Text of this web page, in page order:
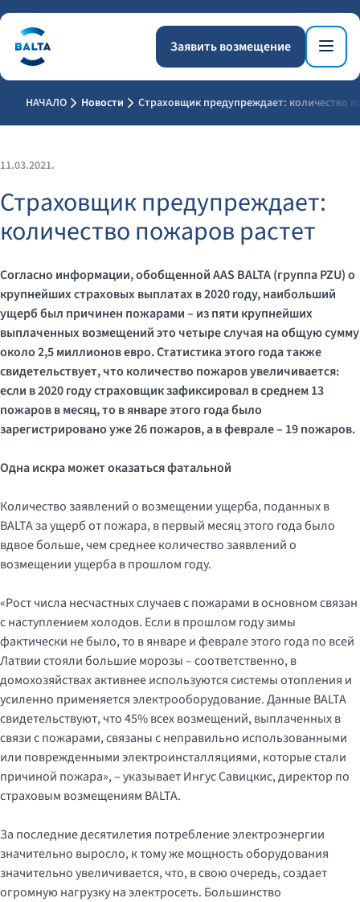
Заявить возмещение
НАЧАЛО Новости Страховщик предупреждает: количество
11.03.2021.
Страховщик предупреждает:
количество пожаров растет
Согласно информации, обобщенной AAS BALTA (группа PZU) о
крупнейших страховых выплатах в 2020 году, наибольший
ущерб был причинен пожарами – из пяти крупнейших
выплаченных возмещений это четыре случая на общую сумму
около 2,5 миллионов евро. Статистика этого года также
свидетельствует, что количество пожаров увеличивается:
если в 2020 году страховщик зафиксировал в среднем 13
пожаров в месяц, то в январе этого года было
зарегистрировано уже 26 пожаров, а в феврале – 19 пожаров.
Одна искра может оказаться фатальной
Количество заявлений о возмещении ущерба, поданных в
BALTA за ущерб от пожара, в первый месяц этого года было
вдвое больше, чем среднее количество заявлений о
возмещении ущерба в прошлом году.
«Рост числа несчастных случаев с пожарами в основном связан
с наступлением холодов. Если в прошлом году зимы
фактически не было, то в январе и феврале этого года по всей
Латвии стояли большие морозы – соответственно, в
домохозяйствах активнее используются системы отопления и
усиленно применяется электрооборудование. Данные BALTA
свидетельствуют, что 45% всех возмещений, выплаченных в
связи с пожарами, связаны с неправильно использованными
или поврежденными электроинсталляциями, которые стали
причиной пожара», – указывает Ингус Савицкис, директор по
страховым возмещениям BALTA.
За последние десятилетия потребление электроэнергии
значительно выросло, к тому же мощность оборудования
значительно увеличивается, что, в свою очередь, создает
огромную нагрузку на электросеть. Большинство